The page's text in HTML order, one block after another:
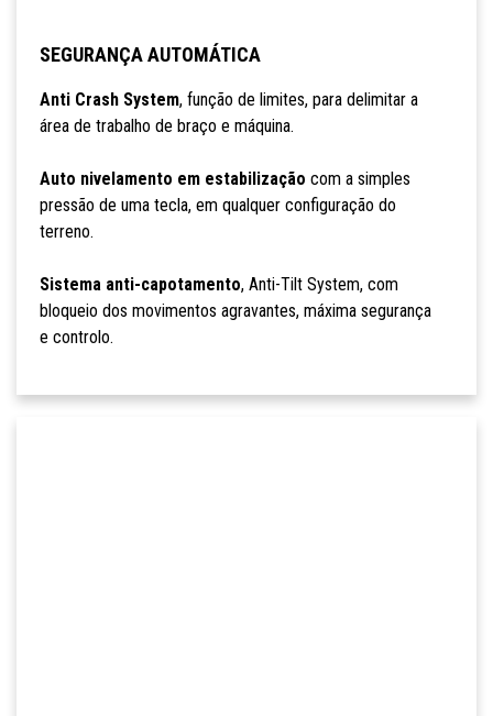
SEGURANÇA AUTOMÁTICA
Anti Crash System, função de limites, para delimitar a
área de trabalho de braço e máquina.
Auto nivelamento em estabilização com a simples
pressão de uma tecla, em qualquer configuração do
terreno.
Sistema anti-capotamento, Anti-Tilt System, com
bloqueio dos movimentos agravantes, máxima segurança
e controlo.